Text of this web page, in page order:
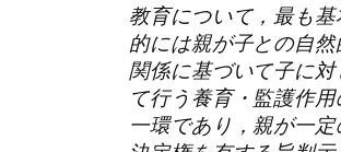
教育について，最も基
的には親が子との自然
関係に基づいて子に対
て行う養育・監護作用
一環であり，親が一定